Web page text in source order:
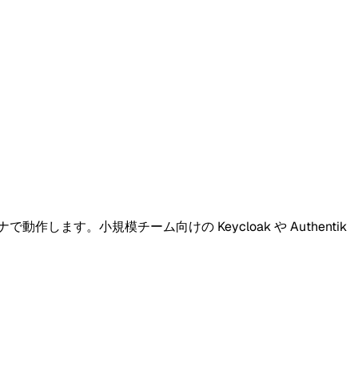
で動作します。小規模チーム向けの Keycloak や Authentik